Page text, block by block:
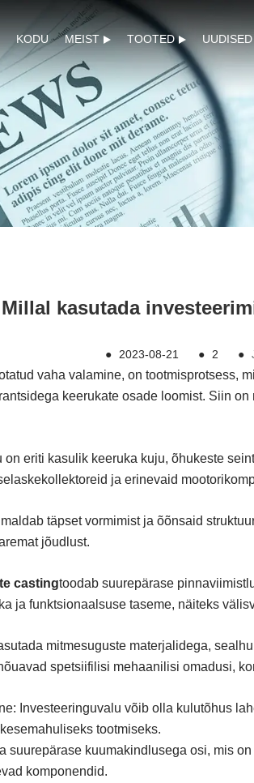
KODU MEIST TOOTED UUDISED
Millal kasutada
● 2023-08-21 ● 2 ●
vaha valamine, on tootmisprotsess,
keerukate osade loomist. Siin
eriti kasulik keeruka kuju, õhukeste
ja erinevaid
täpset vormimist ja õõnsaid
jõudlust.
castingtoodab suurepärase
ja funktsionaalsuse taseme, näiteks
mitmesuguste materjalidega,
spetsiifilisi mehaanilisi omadusi,
Investeeringuvalu võib olla kulutõhus
tootmiseks.
suurepärase kuumakindlusega osi, mis
komponendid.